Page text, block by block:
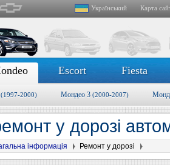
Український Карта
Escort Fiesta
(1997-2000) Мондео 3 (2000-2007)
у дорозі
інформація Ремонт у дорозі